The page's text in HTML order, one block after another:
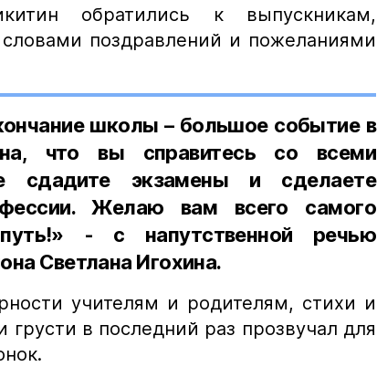
обратились к выпускникам,
поздравлений и пожеланиями
школы – большое событие в
что вы справитесь со всеми
сдадите экзамены и сделаете
Желаю вам всего самого
- с напутственной речью
Светлана Игохина.
учителям и родителям, стихи и
в последний раз прозвучал для